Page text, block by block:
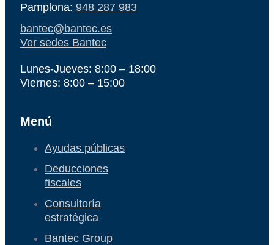
Pamplona: 948 287 983
bantec@bantec.es
Ver sedes Bantec
Lunes-Jueves: 8:00 – 18:00
Viernes: 8:00 – 15:00
Menú
Ayudas públicas
Deducciones
fiscales
Consultoría
estratégica
Bantec Group